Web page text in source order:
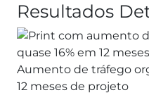
Resultados
Aumento de tráfego
12 meses de projeto